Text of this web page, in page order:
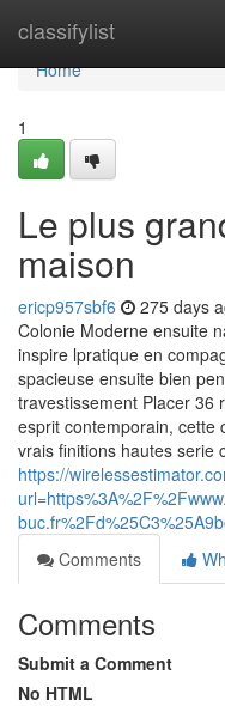
classifylist
Home
Home
1
Le plus
maison
ericp957sbf6 275 days
Colonie Moderne ensuite
inspire lpratique en
spacieuse ensuite bien
travestissement Placer 36
esprit contemporain, cette
vrais finitions hautes serie
https://
Comments
Comments
Submit a Comment
No HTML